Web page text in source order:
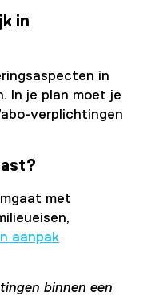
in
in
In je plan moet je
verplichtingen
met
aanpak
binnen een